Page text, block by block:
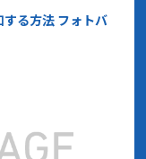
る方法 フォトバ